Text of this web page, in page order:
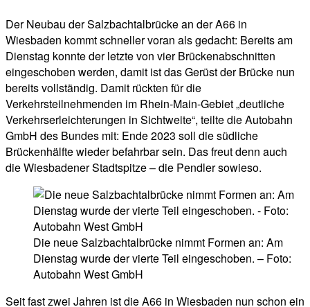
Der Neubau der Salzbachtalbrücke an der A66 in
Wiesbaden kommt schneller voran als gedacht: Bereits am
Dienstag konnte der letzte von vier Brückenabschnitten
eingeschoben werden, damit ist das Gerüst der Brücke nun
bereits vollständig. Damit rückten für die
Verkehrsteilnehmenden im Rhein-Main-Gebiet „deutliche
Verkehrserleichterungen in Sichtweite“, teilte die Autobahn
GmbH des Bundes mit: Ende 2023 soll die südliche
Brückenhälfte wieder befahrbar sein. Das freut denn auch
die Wiesbadener Stadtspitze – die Pendler sowieso.
Die neue Salzbachtalbrücke nimmt Formen an: Am
Dienstag wurde der vierte Teil eingeschoben. – Foto:
Autobahn West GmbH
Seit fast zwei Jahren ist die A66 in Wiesbaden nun schon ein